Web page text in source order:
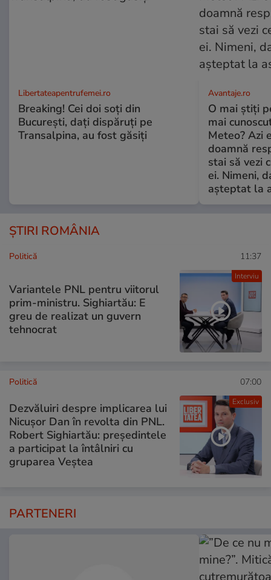
Libertateapentrufemei.ro
Breaking! Cei doi soți din
București, dați dispăruți pe
Transalpina, au fost găsiți
Avantaje.ro
O mai știți
mai
Meteo? Azi
doamnă
stai să vezi
ei. Nimeni,
așteptat la
ȘTIRI ROMÂNIA
Interviu
Politică 11:37
Variantele PNL pentru viitorul
prim-ministru. Sighiartău: E
greu de realizat un guvern
tehnocrat
Exclusiv
Politică 07:00
Dezvăluiri despre implicarea lui
Nicușor Dan în revolta din PNL.
Robert Sighiartău: președintele
a participat la întâlniri cu
gruparea Veștea
PARTENERI